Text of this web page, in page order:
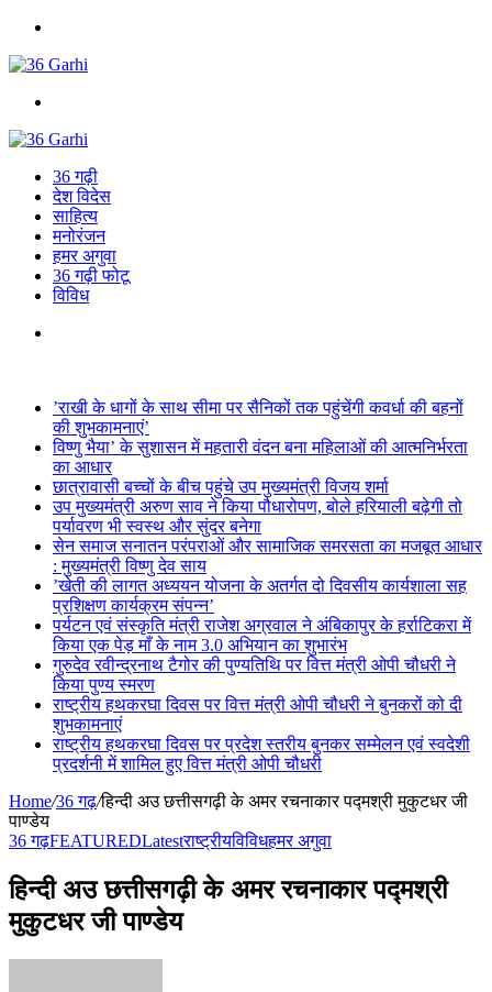
36 गढ़ी
देश विदेस
साहित्य
मनोरंजन
हमर अगुवा
36 गढ़ी फोटू
विविध
’राखी के धागों के साथ सीमा पर सैनिकों तक पहुंचेंगी कवर्धा की बहनों
की शुभकामनाएं’
विष्णु भैया’ के सुशासन में महतारी वंदन बना महिलाओं की आत्मनिर्भरता
का आधार
छात्रावासी बच्चों के बीच पहुंचे उप मुख्यमंत्री विजय शर्मा
उप मुख्यमंत्री अरुण साव ने किया पौधारोपण, बोले हरियाली बढ़ेगी तो
पर्यावरण भी स्वस्थ और सुंदर बनेगा
सेन समाज सनातन परंपराओं और सामाजिक समरसता का मजबूत आधार
: मुख्यमंत्री विष्णु देव साय
’खेती की लागत अध्ययन योजना के अतर्गत दो दिवसीय कार्यशाला सह
प्रशिक्षण कार्यक्रम संपन्न’
पर्यटन एवं संस्कृति मंत्री राजेश अग्रवाल ने अंबिकापुर के हर्राटिकरा में
किया एक पेड़ माँ के नाम 3.0 अभियान का शुभारंभ
गुरुदेव रवीन्द्रनाथ टैगोर की पुण्यतिथि पर वित्त मंत्री ओपी चौधरी ने
किया पुण्य स्मरण
राष्ट्रीय हथकरघा दिवस पर वित्त मंत्री ओपी चौधरी ने बुनकरों को दी
शुभकामनाएं
राष्ट्रीय हथकरघा दिवस पर प्रदेश स्तरीय बुनकर सम्मेलन एवं स्वदेशी
प्रदर्शनी में शामिल हुए वित्त मंत्री ओपी चौधरी
Home/36 गढ़/हिन्दी अउ छत्तीसगढ़ी के अमर रचनाकार पद्मश्री मुकुटधर जी
पाण्डेय
36 गढ़FEATUREDLatestराष्ट्रीयविविधहमर अगुवा
हिन्दी अउ छत्तीसगढ़ी के अमर रचनाकार पद्मश्री
मुकुटधर जी पाण्डेय